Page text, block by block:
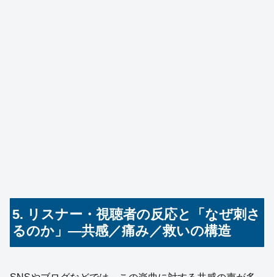
5. リスナー・視聴者の反応と「なぜ刺さ
るのか」―共感／痛み／救いの構造